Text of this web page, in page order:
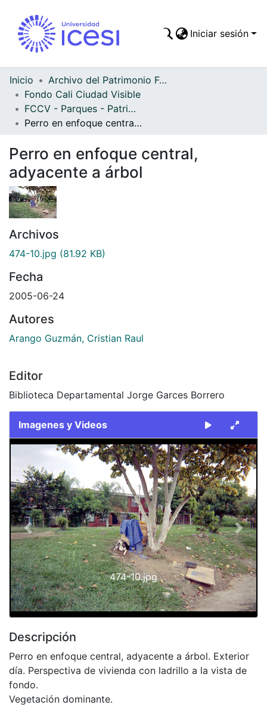
Todo DSpace
Iniciar sesión
Inicio
Archivo del Patrimonio Fotográfico y Fílmico del Valle del Cauca
Fondo Cali Ciudad Visible
FCCV - Parques - Patrimonial
Perro en enfoque central, adyacente a árbol
Perro en enfoque central,
adyacente a árbol
Archivos
474-10.jpg (81.92 KB)
Fecha
2005-06-24
Autores
Arango Guzmán, Cristian Raul
Editor
Biblioteca Departamental Jorge Garces Borrero
Imagenes y Videos
Slide 1 of 1
474-10.jpg
Previous Next
Descripción
Perro en enfoque central, adyacente a árbol. Exterior
día. Perspectiva de vivienda con ladrillo a la vista de
fondo.
Vegetación dominante.